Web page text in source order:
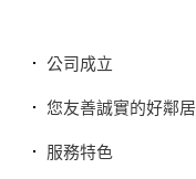
公司成立
您友善誠實的好鄰居
服務特色